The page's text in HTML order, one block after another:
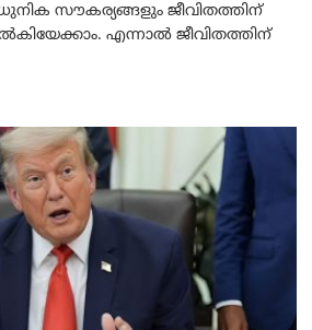
സൗകര്യങ്ങളും ജീവിതത്തിന്
എന്നാൽ ജീവിതത്തിന്